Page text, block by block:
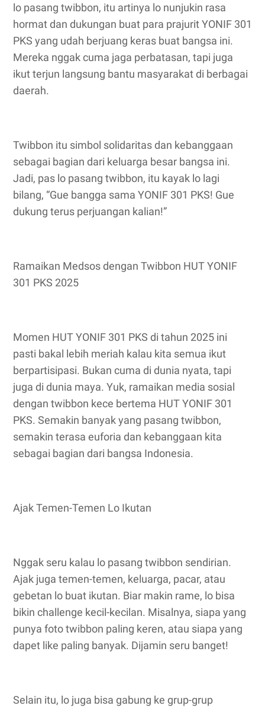
lo pasang twibbon, itu artinya lo nunjukin rasa
hormat dan dukungan buat para prajurit YONIF 301
PKS yang udah berjuang keras buat bangsa ini.
Mereka nggak cuma jaga perbatasan, tapi juga
ikut terjun langsung bantu masyarakat di berbagai
daerah.
Twibbon itu simbol solidaritas dan kebanggaan
sebagai bagian dari keluarga besar bangsa ini.
Jadi, pas lo pasang twibbon, itu kayak lo lagi
bilang, “Gue bangga sama YONIF 301 PKS! Gue
dukung terus perjuangan kalian!”
Ramaikan Medsos dengan Twibbon HUT YONIF
301 PKS 2025
Momen HUT YONIF 301 PKS di tahun 2025 ini
pasti bakal lebih meriah kalau kita semua ikut
berpartisipasi. Bukan cuma di dunia nyata, tapi
juga di dunia maya. Yuk, ramaikan media sosial
dengan twibbon kece bertema HUT YONIF 301
PKS. Semakin banyak yang pasang twibbon,
semakin terasa euforia dan kebanggaan kita
sebagai bagian dari bangsa Indonesia.
Ajak Temen-Temen Lo Ikutan
Nggak seru kalau lo pasang twibbon sendirian.
Ajak juga temen-temen, keluarga, pacar, atau
gebetan lo buat ikutan. Biar makin rame, lo bisa
bikin challenge kecil-kecilan. Misalnya, siapa yang
punya foto twibbon paling keren, atau siapa yang
dapet like paling banyak. Dijamin seru banget!
Selain itu, lo juga bisa gabung ke grup-grup